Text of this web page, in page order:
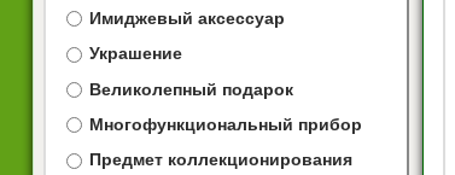
Имиджевый аксессуар
Украшение
Великолепный подарок
Многофункциональный прибор
Предмет коллекционирования